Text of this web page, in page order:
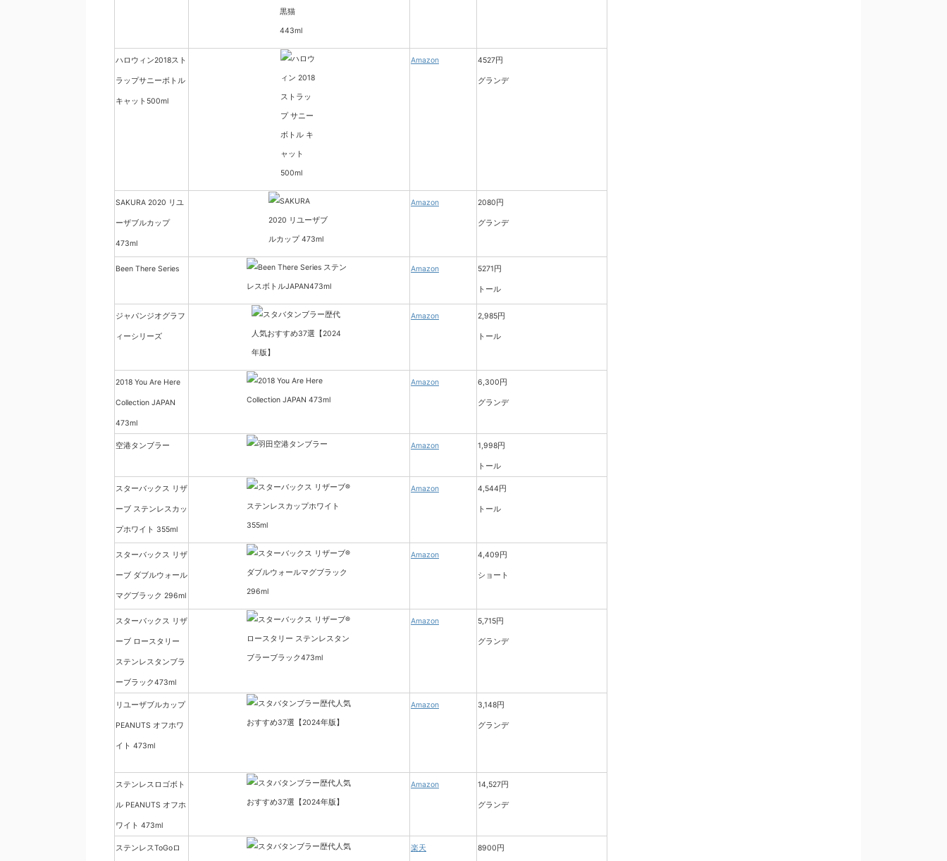
ハロウィン2018スト
ラップサニーボトル
キャット500ml
Amazon 4527円
グランデ
SAKURA 2020 リユ
ーザブルカップ
473ml
Amazon 2080円
グランデ
Been There Series Amazon 5271円
トール
ジャパンジオグラフ
ィーシリーズ
Amazon 2,985円
トール
2018 You Are Here
Collection JAPAN
473ml
Amazon 6,300円
グランデ
空港タンブラー Amazon 1,998円
トール
スターバックス リザ
ーブ ステンレスカッ
プホワイト 355ml
Amazon 4,544円
トール
スターバックス リザ
ーブ ダブルウォール
マグブラック 296ml
Amazon 4,409円
ショート
スターバックス リザ
ーブ ロースタリー
ステンレスタンブラ
ーブラック473ml
Amazon 5,715円
グランデ
リユーザブルカップ
PEANUTS オフホワ
イト 473ml
Amazon 3,148円
グランデ
ステンレスロゴボト
ル PEANUTS オフホ
ワイト 473ml
Amazon 14,527円
グランデ
ステンレスToGoロ 楽天 8900円